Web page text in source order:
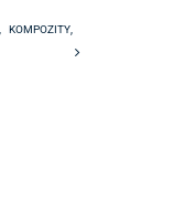
KOMPOZITY